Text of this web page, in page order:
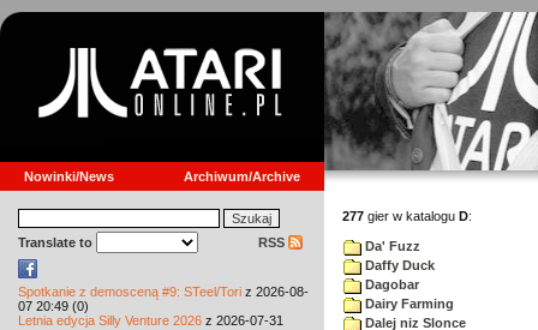
Nowinki/News Archiwum/Archive
Translate to RSS
Spotkanie z demosceną #9: STeel/Tori z 2026-08-
07 20:49 (0)
Letnia edycja Silly Venture 2026 z 2026-07-31
277 gier w katalogu D:
Da' Fuzz
Daffy Duck
Dagobar
Dairy Farming
Dalej niz Slonce